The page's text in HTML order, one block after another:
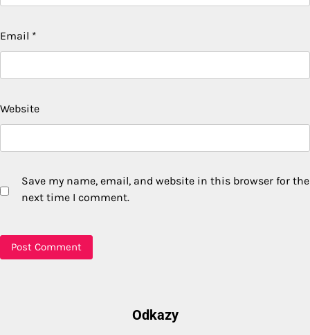
Email *
Website
Save my name, email, and website in this browser for the
next time I comment.
Odkazy